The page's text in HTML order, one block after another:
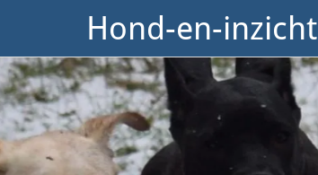
Hond-en-inzicht